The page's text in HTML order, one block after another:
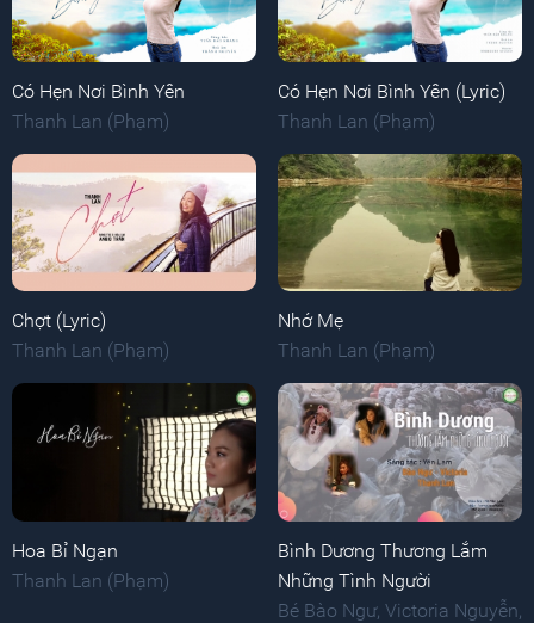
Có Hẹn Nơi Bình Yên
Thanh Lan (Phạm)
Có Hẹn Nơi Bình Yên (Lyric)
Thanh Lan (Phạm)
Chợt (Lyric)
Thanh Lan (Phạm)
Nhớ Mẹ
Thanh Lan (Phạm)
Hoa Bỉ Ngạn
Thanh Lan (Phạm)
Bình Dương Thương Lắm
Những Tình Người
Bé Bào Ngư, Victoria Nguyễn